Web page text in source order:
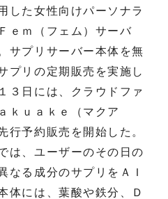
した女性向けパーソナラ
ｅｍ（フェム）サーバ
サプリサーバー本体を無
プリの定期販売を実施し
３日には、クラウドファ
ｋｕａｋｅ（マクア
行予約販売を開始した。
は、ユーザーのその日の
なる成分のサプリをＡＩ
体には、葉酸や鉄分、Ｄ